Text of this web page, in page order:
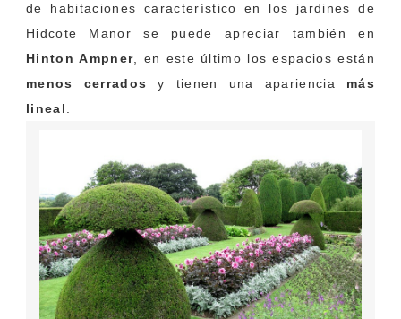
de habitaciones característico en los jardines de
Hidcote Manor se puede apreciar también en
Hinton Ampner, en este último los espacios están
menos cerrados
y tienen una apariencia más
lineal.